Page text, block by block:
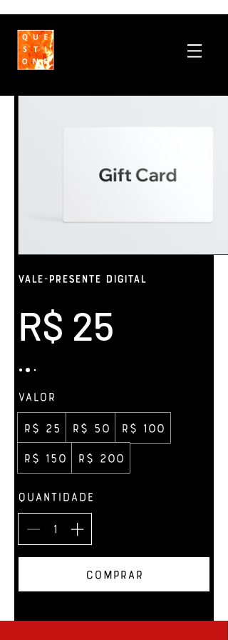
Vale-presente digital
R$ 25
Valor
R$ 25 R$ 50 R$ 100
R$ 150 R$ 200
Quantidade
Comprar